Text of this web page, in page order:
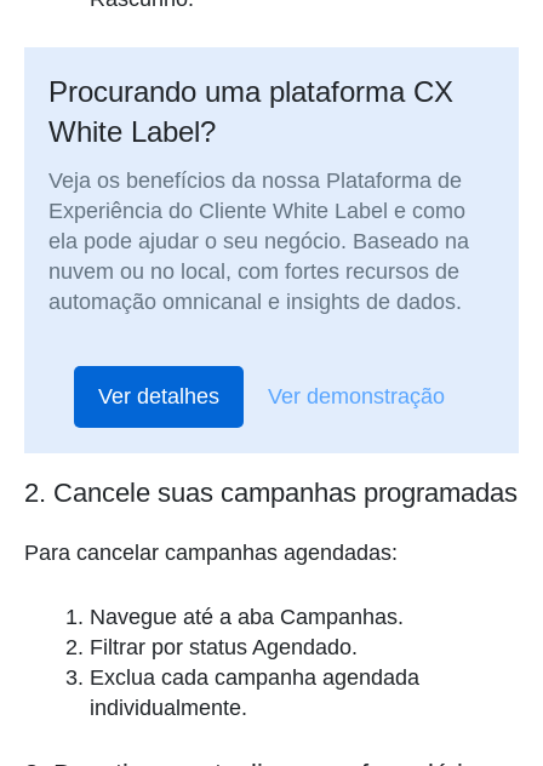
Procurando uma plataforma CX
White Label?
Veja os benefícios da nossa Plataforma de
Experiência do Cliente White Label e como
ela pode ajudar o seu negócio. Baseado na
nuvem ou no local, com fortes recursos de
automação omnicanal e insights de dados.
Ver detalhes Ver demonstração
2. Cancele suas campanhas programadas
Para cancelar campanhas agendadas:
Navegue até a aba Campanhas.
Filtrar por status Agendado.
Exclua cada campanha agendada
individualmente.